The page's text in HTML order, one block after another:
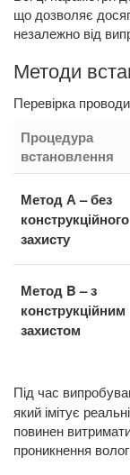
що дозволяє
незалежно від
Методи
Перевірка
Процедура
встановлення
Метод А – без
конструкційного
захисту
Метод B – з
конструкційним
захистом
Під час
який імітує
повинен
проникнення